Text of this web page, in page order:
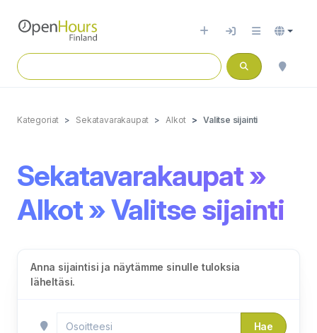
Kategoriat Sekatavarakaupat Alkot Valitse sijainti
Sekatavarakaupat »
Alkot » Valitse sijainti
Anna sijaintisi ja näytämme sinulle tuloksia
läheltäsi.
Hae